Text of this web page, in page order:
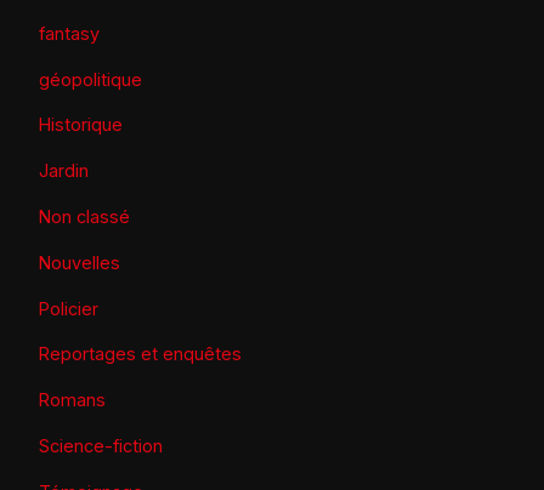
fantasy
géopolitique
Historique
Jardin
Non classé
Nouvelles
Policier
Reportages et enquêtes
Romans
Science-fiction